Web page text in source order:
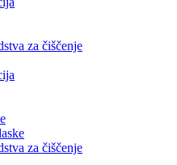
za čiščenje
za čiščenje